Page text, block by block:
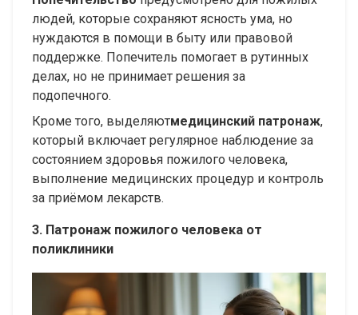
людей, которые сохраняют ясность ума, но
нуждаются в помощи в быту или правовой
поддержке. Попечитель помогает в рутинных
делах, но не принимает решения за
подопечного.
Кроме того, выделяютмедицинский патронаж,
который включает регулярное наблюдение за
состоянием здоровья пожилого человека,
выполнение медицинских процедур и контроль
за приёмом лекарств.
3. Патронаж пожилого человека от
поликлиники